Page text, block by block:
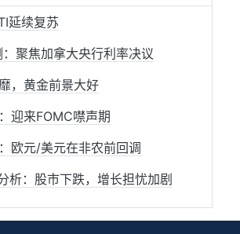
延续复苏
聚焦加拿大央行利率决议
，黄金前景大好
迎来FOMC噤声期
欧元/美元在非农前回调
析：股市下跌，增长担忧加剧